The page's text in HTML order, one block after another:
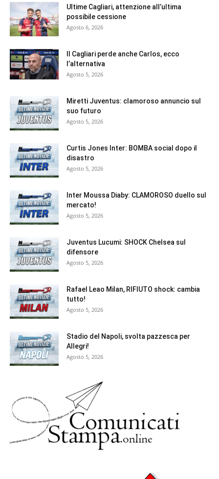
Ultime Cagliari, attenzione all’ultima
possibile cessione
Agosto 6, 2026
Il Cagliari perde anche Carlos, ecco
l’alternativa
Agosto 5, 2026
Miretti Juventus: clamoroso annuncio sul
suo futuro
Agosto 5, 2026
Curtis Jones Inter: BOMBA social dopo il
disastro
Agosto 5, 2026
Inter Moussa Diaby: CLAMOROSO duello sul
mercato!
Agosto 5, 2026
Juventus Lucumi: SHOCK Chelsea sul
difensore
Agosto 5, 2026
Rafael Leao Milan, RIFIUTO shock: cambia
tutto!
Agosto 5, 2026
Stadio del Napoli, svolta pazzesca per
Allegri!
Agosto 5, 2026